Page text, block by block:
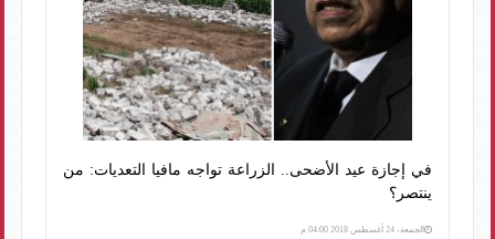
في إجازة عيد الأضحى.. الزراعة تواجه مافيا التعديات: من
ينتصر؟
الجمعة، 24 أغسطس 2018 04:00 م